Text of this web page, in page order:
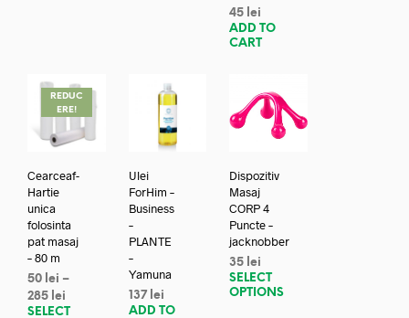
45 lei
ADD TO
CART
REDUC
ERE!
Cearceaf-
Hartie
unica
folosinta
pat masaj
– 80 m
50 lei –
285 lei
SELECT
Ulei
ForHim –
Business
–
PLANTE
–
Yamuna
137 lei
ADD TO
Dispozitiv
Masaj
CORP 4
Puncte –
jacknobber
35 lei
SELECT
OPTIONS